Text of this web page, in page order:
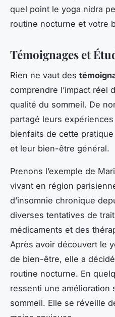
quel point le yoga nidra
routine nocturne et votre
Témoignages et
Rien ne vaut des
comprendre l’impact réel
qualité du sommeil. De
partagé leurs
bienfaits de cette
et leur bien-être général.
Prenons l’exemple de
vivant en région
d’insomnie chronique
diverses tentatives de
médicaments et des
Après avoir découvert le
de bien-être, elle a
routine nocturne. En
ressenti une amélioration
sommeil. Elle se réveille